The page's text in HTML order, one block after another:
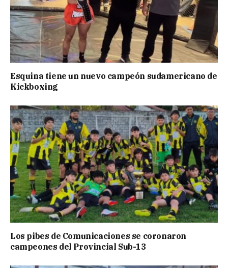
Esquina tiene un nuevo campeón sudamericano de
Kickboxing
Los pibes de Comunicaciones se coronaron
campeones del Provincial Sub-13